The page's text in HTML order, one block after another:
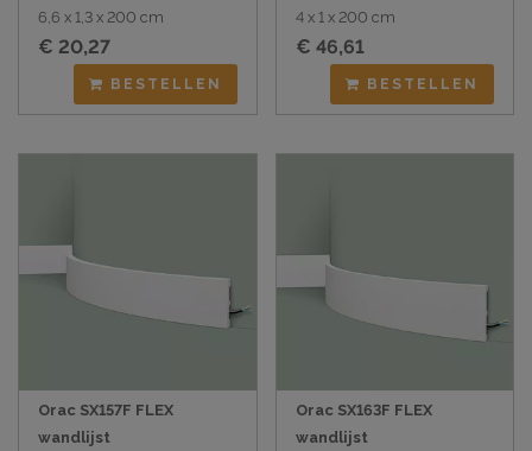
6,6 x 1,3 x 200 cm
€ 20,27
BESTELLEN
4 x 1 x 200 cm
€ 46,61
BESTELLEN
Orac SX157F FLEX
wandlijst
Orac SX163F FLEX
wandlijst